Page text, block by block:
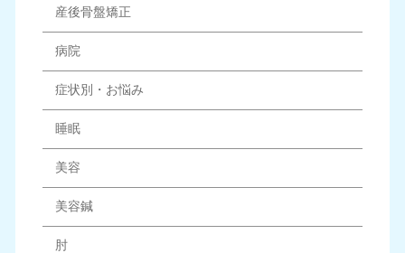
産後骨盤矯正
病院
症状別・お悩み
睡眠
美容
美容鍼
肘